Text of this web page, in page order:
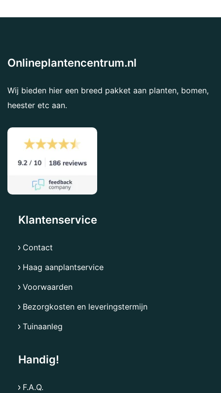
Onlineplantencentrum.nl
Wij bieden hier een breed pakket aan planten, bomen,
heester etc aan.
Klantenservice
Contact
Haag aanplantservice
Voorwaarden
Bezorgkosten en leveringstermijn
Tuinaanleg
Handig!
F.A.Q.